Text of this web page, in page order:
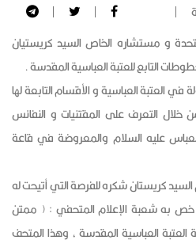
و مستشاره الخاص السيد كريستيان
التابع للعتبة العباسية المقدسة .
في العتبة العباسية و الأقسام التابعة لها
خلال التعرف على المقتنيات و النفائس
عليه السلام والمعروضة في قاعة
كريستان شكره للفرصة التي أتيحت له
خص به شعبة الإعلام المتحفي : ( ممتن
العتبة العباسية المقدسة ، وهذا المتحف